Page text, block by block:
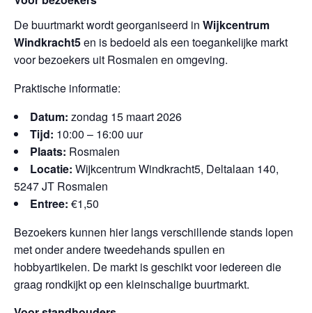
De buurtmarkt wordt georganiseerd in Wijkcentrum
Windkracht5en is bedoeld als een toegankelijke markt
voor bezoekers uit Rosmalen en omgeving.
Praktische informatie:
Datum: zondag 15 maart 2026
Tijd: 10:00 – 16:00 uur
Plaats: Rosmalen
Locatie: Wijkcentrum Windkracht5, Deltalaan 140,
5247 JT Rosmalen
Entree: €1,50
Bezoekers kunnen hier langs verschillende stands lopen
met onder andere tweedehands spullen en
hobbyartikelen. De markt is geschikt voor iedereen die
graag rondkijkt op een kleinschalige buurtmarkt.